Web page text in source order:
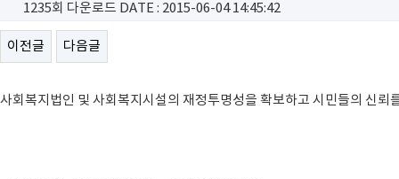
1235회 다운로드 DATE : 2015-06-04 14:45:42
이전글 다음글
사회복지법인 및 사회복지시설의 재정투명성을 확보하고 시민들의 신